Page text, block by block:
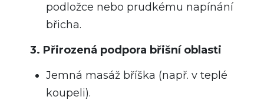
podložce nebo prudkému napínání
břicha.
3. Přirozená podpora břišní oblasti
Jemná masáž bříška (např. v teplé
koupeli).